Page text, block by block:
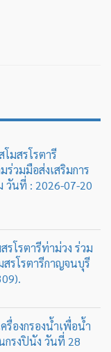
วมมือส่งเสริมการ
วันที่ : 2026-07-20
รโรตารีท่าม่วง ร่วม
รโรตารีกาญจนบุรี
รื่องกรองน้ำเพื่อน้ำ
กรงปินัง วันที่ 28
07-20 (ดู :129).